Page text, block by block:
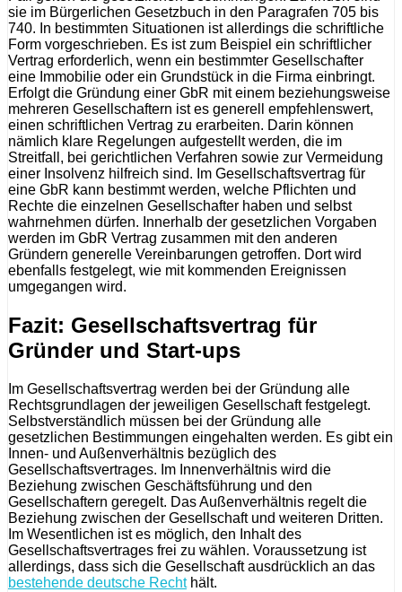
sie im Bürgerlichen Gesetzbuch in den Paragrafen 705 bis
740. In bestimmten Situationen ist allerdings die schriftliche
Form vorgeschrieben. Es ist zum Beispiel ein schriftlicher
Vertrag erforderlich, wenn ein bestimmter Gesellschafter
eine Immobilie oder ein Grundstück in die Firma einbringt.
Erfolgt die Gründung einer GbR mit einem beziehungsweise
mehreren Gesellschaftern ist es generell empfehlenswert,
einen schriftlichen Vertrag zu erarbeiten. Darin können
nämlich klare Regelungen aufgestellt werden, die im
Streitfall, bei gerichtlichen Verfahren sowie zur Vermeidung
einer Insolvenz hilfreich sind. Im Gesellschaftsvertrag für
eine GbR kann bestimmt werden, welche Pflichten und
Rechte die einzelnen Gesellschafter haben und selbst
wahrnehmen dürfen. Innerhalb der gesetzlichen Vorgaben
werden im GbR Vertrag zusammen mit den anderen
Gründern generelle Vereinbarungen getroffen. Dort wird
ebenfalls festgelegt, wie mit kommenden Ereignissen
umgegangen wird.
Fazit: Gesellschaftsvertrag für
Gründer und Start-ups
Im Gesellschaftsvertrag werden bei der Gründung alle
Rechtsgrundlagen der jeweiligen Gesellschaft festgelegt.
Selbstverständlich müssen bei der Gründung alle
gesetzlichen Bestimmungen eingehalten werden. Es gibt ein
Innen- und Außenverhältnis bezüglich des
Gesellschaftsvertrages. Im Innenverhältnis wird die
Beziehung zwischen Geschäftsführung und den
Gesellschaftern geregelt. Das Außenverhältnis regelt die
Beziehung zwischen der Gesellschaft und weiteren Dritten.
Im Wesentlichen ist es möglich, den Inhalt des
Gesellschaftsvertrages frei zu wählen. Voraussetzung ist
allerdings, dass sich die Gesellschaft ausdrücklich an das
bestehende deutsche Rechthält.